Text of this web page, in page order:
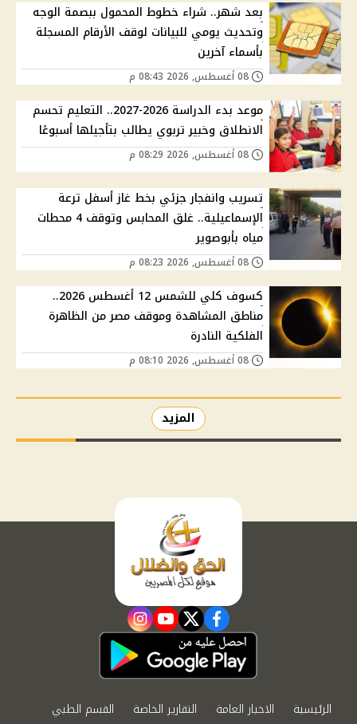
بعد شهر.. شراء خطوط المحمول ببصمة الوجه
وتحديث يومي للبيانات لوقف الأرقام المسجلة
بأسماء آخرين
موعد بدء الدراسة 2026-2027.. التعليم تحسم
الانطلاق وخبير تربوي يطالب بتأجيلها أسبوعًا
تسريب وانفجار جزئي بخط غاز أسفل ترعة
الإسماعيلية.. غلق المحابس وتوقف 4 محطات
مياه بأبوصوير
كسوف كلي للشمس 12 أغسطس 2026..
مناطق المشاهدة وموقف مصر من الظاهرة
الفلكية النادرة
المزيد
facebook
twitter
youtube
instagram
الرئيسية الاخبار العامة التقارير الخاصة القسم الطبي